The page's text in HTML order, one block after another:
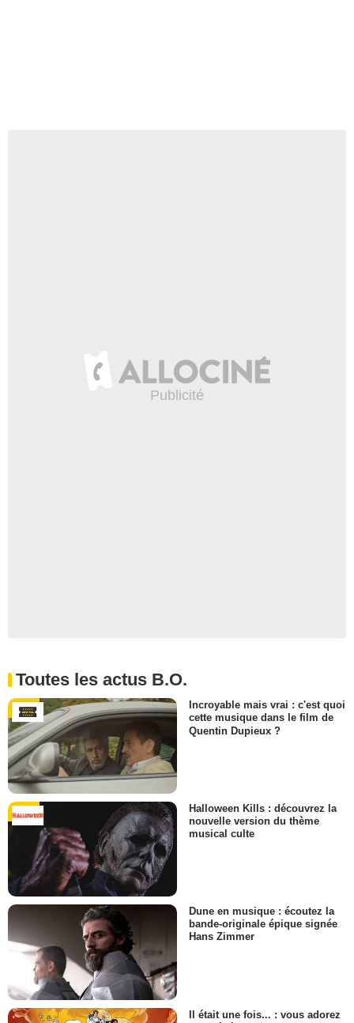
Toutes les actus B.O.
Incroyable mais vrai : c'est quoi
cette musique dans le film de
Quentin Dupieux ?
Halloween Kills : découvrez la
nouvelle version du thème
musical culte
Dune en musique : écoutez la
bande-originale épique signée
Hans Zimmer
Il était une fois... : vous adorez